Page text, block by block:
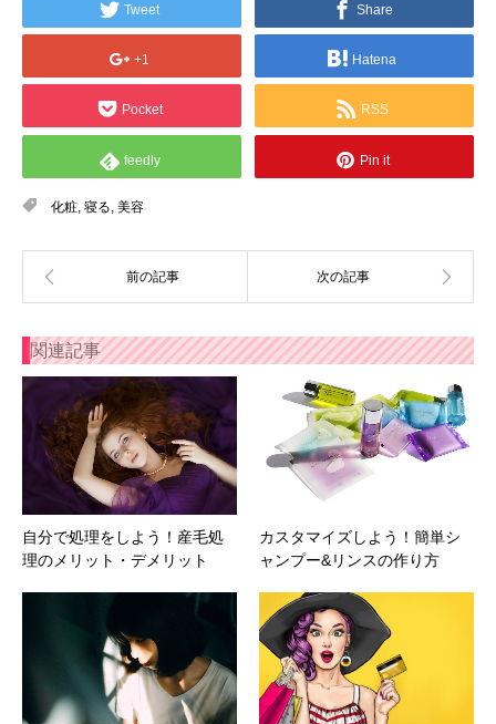
Tweet Share
+1 Hatena
Pocket RSS
feedly Pin it
化粧, 寝る, 美容
関連記事
自分で処理をしよう！産毛処
理のメリット・デメリット
カスタマイズしよう！簡単シ
ャンプー&リンスの作り方